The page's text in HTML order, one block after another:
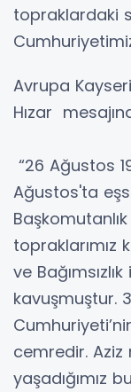
topraklardaki
Avrupa
Hızar
“26 Ağustos
Ağustos'ta
topraklarımız
ve
kavuşmuştur.
cemredir. Aziz
yaşadığımız